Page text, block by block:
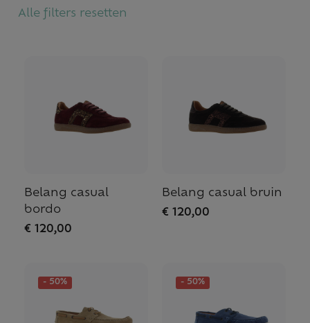
Alle filters resetten
Belang casual
bordo
€ 120,00
Belang casual bruin
€ 120,00
- 50% - 50%